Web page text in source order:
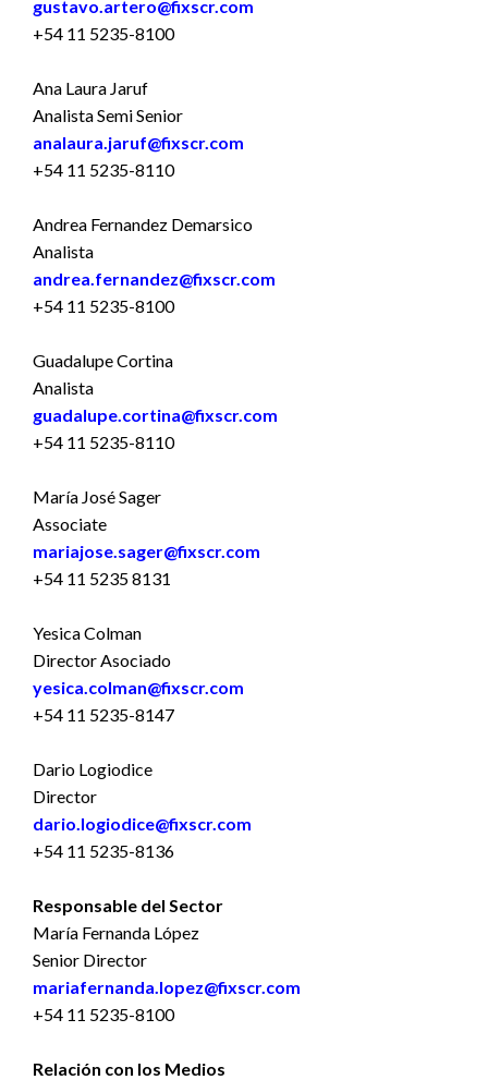
gustavo.artero@fixscr.com
+54 11 5235-8100
Ana Laura Jaruf
Analista Semi Senior
analaura.jaruf@fixscr.com
+54 11 5235-8110
Andrea Fernandez Demarsico
Analista
andrea.fernandez@fixscr.com
+54 11 5235-8100
Guadalupe Cortina
Analista
guadalupe.cortina@fixscr.com
+54 11 5235-8110
María José Sager
Associate
mariajose.sager@fixscr.com
+54 11 5235 8131
Yesica Colman
Director Asociado
yesica.colman@fixscr.com
+54 11 5235-8147
Dario Logiodice
Director
dario.logiodice@fixscr.com
+54 11 5235-8136
Responsable del Sector
María Fernanda López
Senior Director
mariafernanda.lopez@fixscr.com
+54 11 5235-8100
Relación con los Medios